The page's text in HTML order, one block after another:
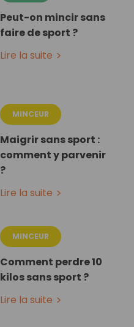
Peut-on mincir sans
faire de sport ?
Lire la suite
MINCEUR
Maigrir sans sport :
comment y parvenir
?
Lire la suite
MINCEUR
Comment perdre 10
kilos sans sport ?
Lire la suite